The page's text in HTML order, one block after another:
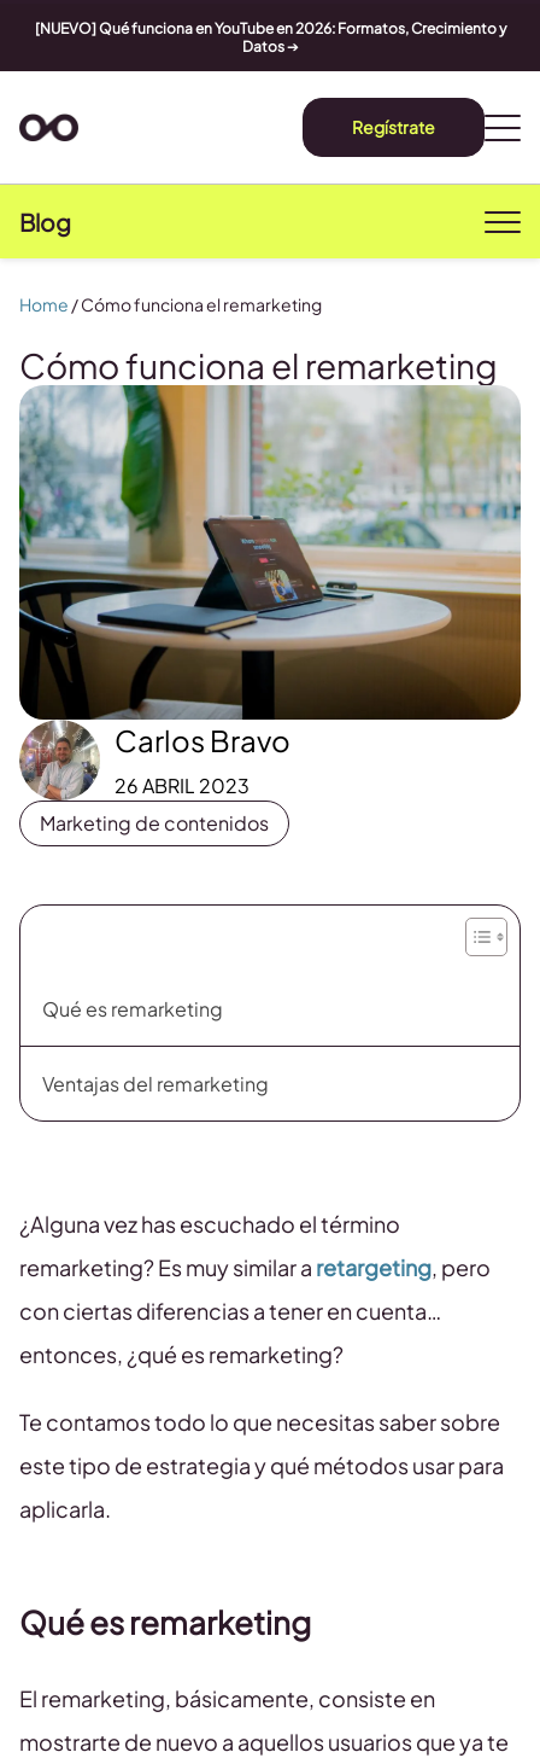
[NUEVO] Qué funciona en YouTube en 2026: Formatos, Crecimiento y
Datos➔
Regístrate
Blog
Cómo funciona el remarketing
Carlos Bravo
26 ABRIL 2023
Marketing de contenidos
Home /Cómo funciona el remarketing
Qué es remarketing
Ventajas del remarketing
¿Alguna vez has escuchado el término
remarketing? Es muy similar a retargeting, pero
con ciertas diferencias a tener en cuenta…
entonces, ¿qué es remarketing?
Te contamos todo lo que necesitas saber sobre
este tipo de estrategia y qué métodos usar para
aplicarla.
Qué es remarketing
El remarketing, básicamente, consiste en
mostrarte de nuevo a aquellos usuarios que ya te